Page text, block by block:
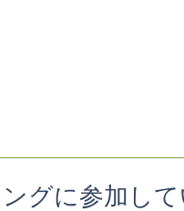
グに参加し